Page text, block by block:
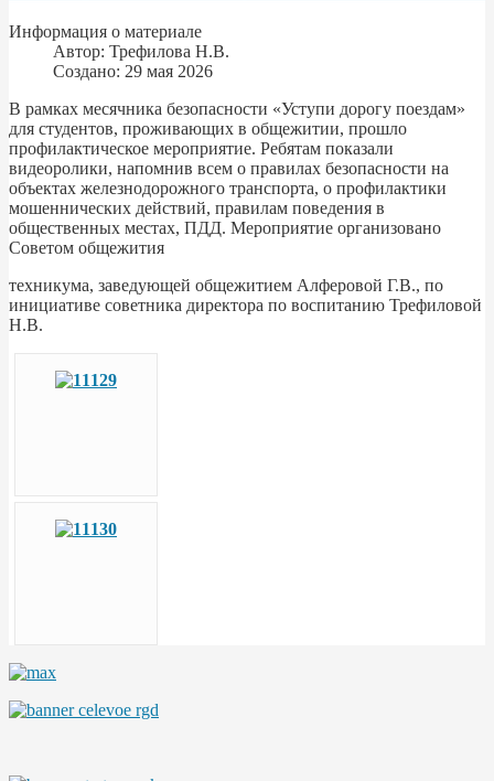
Информация о материале
Автор: Трефилова Н.В.
Создано: 29 мая 2026
В рамках месячника безопасности «Уступи дорогу поездам»
для студентов, проживающих в общежитии, прошло
профилактическое мероприятие. Ребятам показали
видеоролики, напомнив всем о правилах безопасности на
объектах железнодорожного транспорта, о профилактики
мошеннических действий, правилам поведения в
общественных местах, ПДД. Мероприятие организовано
Советом общежития
техникума, заведующей общежитием Алферовой Г.В., по
инициативе советника директора по воспитанию Трефиловой
Н.В.